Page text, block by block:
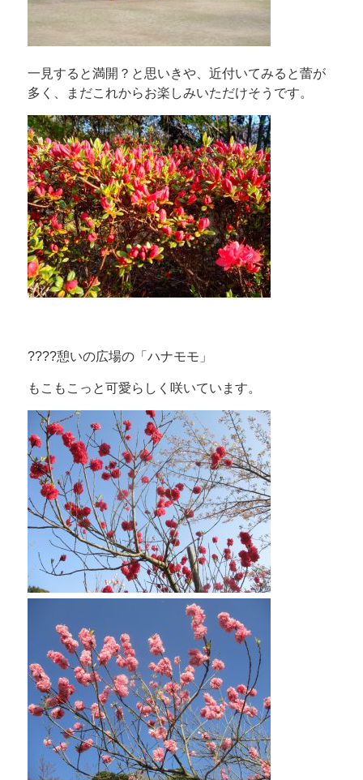
一見すると満開？と思いきや、近付いてみると蕾が
多く、まだこれからお楽しみいただけそうです。
????憩いの広場の「ハナモモ」
もこもこっと可愛らしく咲いています。